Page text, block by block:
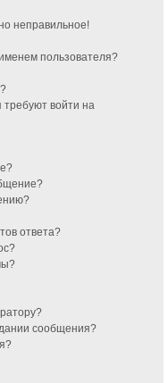
неправильное!
пользователя?
войти на
ответа?
сообщения?